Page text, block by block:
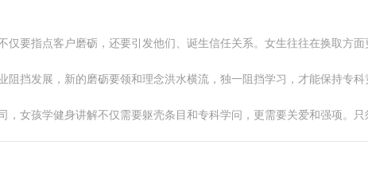
要指点客户磨砺，还要引发他们、诞生信任关系。女生往往在换取方面
挡发展，新的磨砺要领和理念洪水横流，独一阻挡学习，才能保持专科
女孩学健身讲解不仅需要躯壳条目和专科学问，更需要关爱和强项。